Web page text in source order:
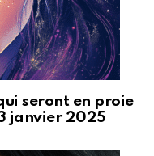
seront en proie
janvier 2025